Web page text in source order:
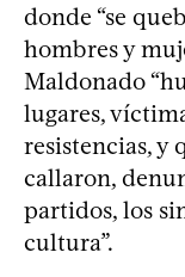
donde “se
hombres y
Maldonado
lugares,
resistencias, y
callaron,
partidos, los
cultura”.